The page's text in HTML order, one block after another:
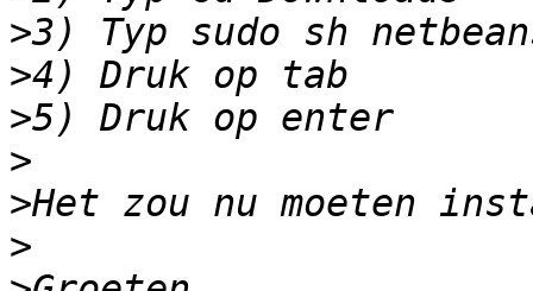
>
>
>
>
>
>